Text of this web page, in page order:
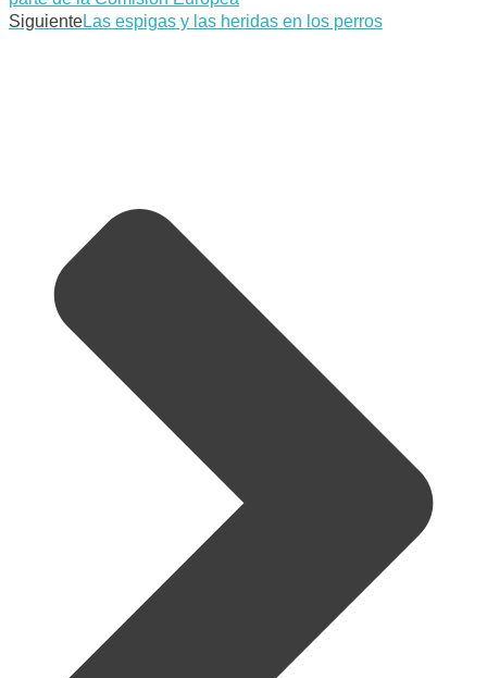
SiguienteLas espigas y las heridas en los perros